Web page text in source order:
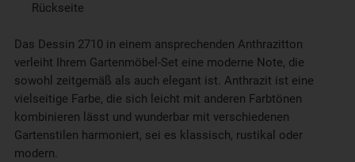
Rückseite
Das Dessin 2710 in einem ansprechenden Anthrazitton
verleiht Ihrem Gartenmöbel-Set eine moderne Note, die
sowohl zeitgemäß als auch elegant ist. Anthrazit ist eine
vielseitige Farbe, die sich leicht mit anderen Farbtönen
kombinieren lässt und wunderbar mit verschiedenen
Gartenstilen harmoniert, sei es klassisch, rustikal oder
modern.